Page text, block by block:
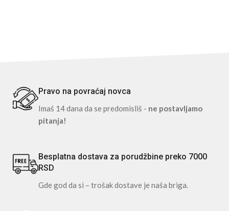
Pravo na povraćaj novca
Imaš 14 dana da se predomisliš - ne postavljamo
pitanja!
Besplatna dostava za porudžbine preko 7000
RSD
Gde god da si – trošak dostave je naša briga.